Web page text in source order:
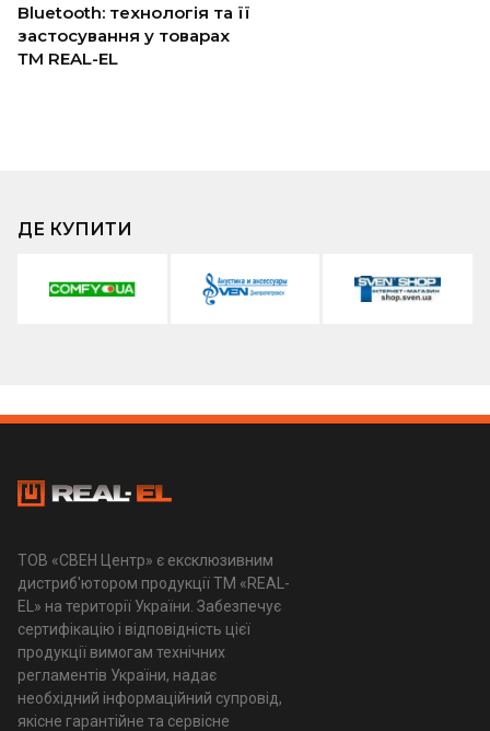
Bluetooth: технологія та її
застосування у товарах
ТМ REAL-EL
ДЕ КУПИТИ
ТОВ «СВЕН Центр» є ексклюзивним
дистриб'ютором продукції ТМ «REAL-
EL» на території України. Забезпечує
сертифікацію і відповідність цієї
продукції вимогам технічних
регламентів України, надає
необхідний інформаційний супровід,
якісне гарантійне та сервісне